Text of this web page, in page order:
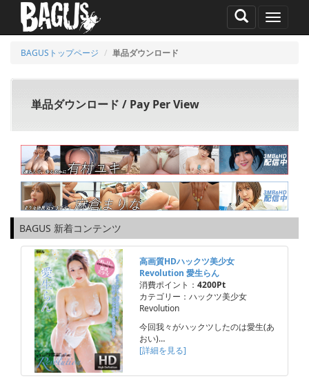
MENU
BAGUSトップページ 単品ダウンロード
単品ダウンロード / Pay Per View
BAGUS 新着コンテンツ
高画質HDハックツ美少女
Revolution 愛生らん
消費ポイント： 4200Pt
カテゴリー：ハックツ美少女
Revolution
今回我々がハックツしたのは愛生(あ
おい)…
[詳細を見る]